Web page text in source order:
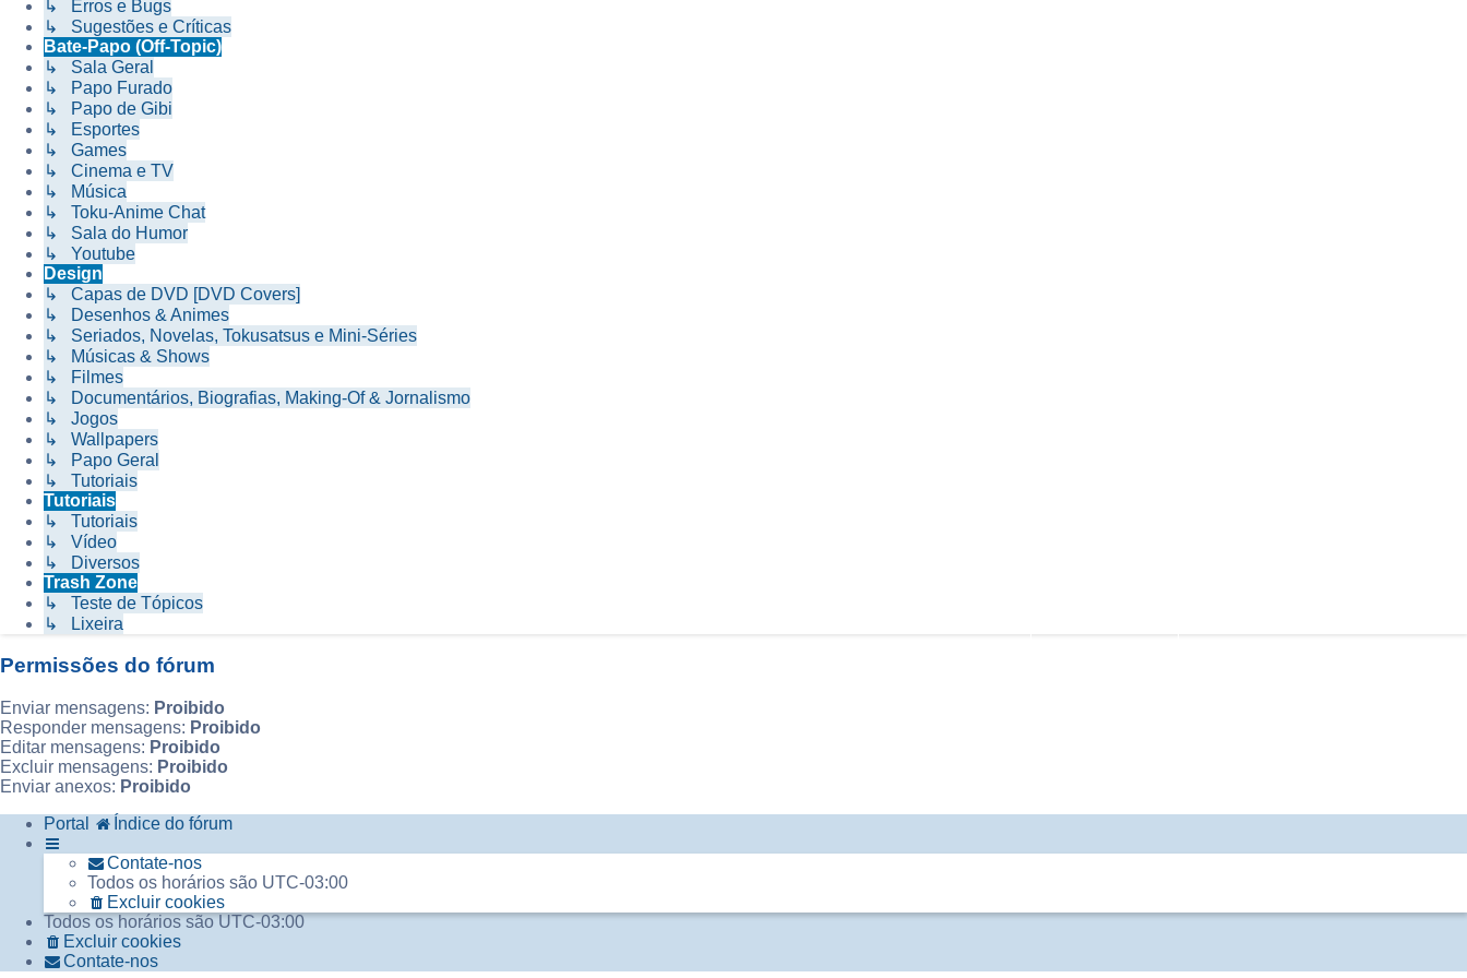
↳ Erros e Bugs
↳ Sugestões e Críticas
Bate-Papo (Off-Topic)
↳ Sala Geral
↳ Papo Furado
↳ Papo de Gibi
↳ Esportes
↳ Games
↳ Cinema e TV
↳ Música
↳ Toku-Anime Chat
↳ Sala do Humor
↳ Youtube
Design
↳ Capas de DVD [DVD Covers]
↳ Desenhos & Animes
↳ Seriados, Novelas, Tokusatsus e Mini-Séries
↳ Músicas & Shows
↳ Filmes
↳ Documentários, Biografias, Making-Of & Jornalismo
↳ Jogos
↳ Wallpapers
↳ Papo Geral
↳ Tutoriais
Tutoriais
↳ Tutoriais
↳ Vídeo
↳ Diversos
Trash Zone
↳ Teste de Tópicos
↳ Lixeira
Permissões do fórum
Enviar mensagens: Proibido
Responder mensagens: Proibido
Editar mensagens: Proibido
Excluir mensagens: Proibido
Enviar anexos: Proibido
Portal
Índice do fórum
Contate-nos
Todos os horários são UTC-03:00
Excluir cookies
Todos os horários sãoUTC-03:00
Excluir cookies
Contate-nos